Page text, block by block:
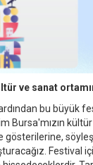
ve sanat
bu büyük
Bursa'mızın
gösterilerine,
Festival